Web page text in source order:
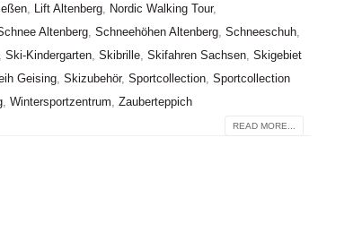
, Lift Altenberg, Nordic Walking Tour,
Altenberg, Schneehöhen Altenberg, Schneeschuh,
, Ski-Kindergarten, Skibrille, Skifahren Sachsen, Skigebiet
Geising, Skizubehör, Sportcollection, Sportcollection
, Wintersportzentrum, Zauberteppich
READ MORE...